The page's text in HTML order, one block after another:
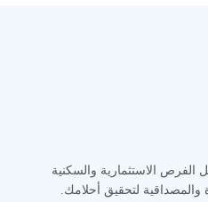
الفرص الاستثمارية والسكنية
لتحقيق أحلامك.